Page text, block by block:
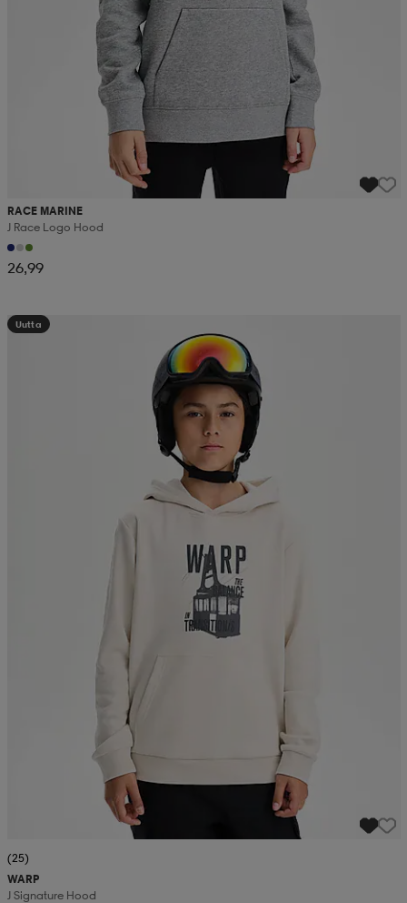
RACE MARINE
J Race Logo Hood
26,99
Uutta
(25)
WARP
J Signature Hood